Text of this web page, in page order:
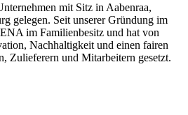
mit Sitz in Aabenraa,
gelegen. Seit unserer Gründung im
im Familienbesitz und hat von
Nachhaltigkeit und einen fairen
Zulieferern und Mitarbeitern gesetzt.